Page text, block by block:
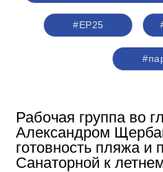
#ЕР25
Рабочая группа во
Александром
готовность пляжа и
Санаторной к